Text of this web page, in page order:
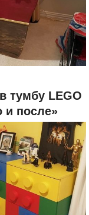
тумбу LEGO
и после»